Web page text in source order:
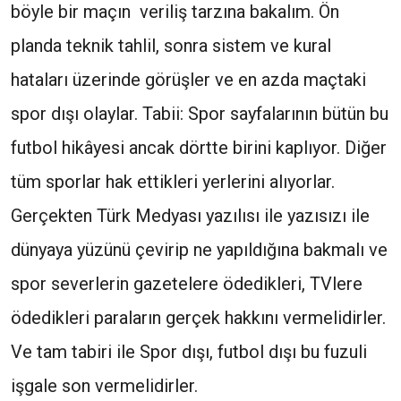
böyle bir maçın veriliş tarzına bakalım. Ön
planda teknik tahlil, sonra sistem ve kural
hataları üzerinde görüşler ve en azda maçtaki
spor dışı olaylar. Tabii: Spor sayfalarının bütün bu
futbol hikâyesi ancak dörtte birini kaplıyor. Diğer
tüm sporlar hak ettikleri yerlerini alıyorlar.
Gerçekten Türk Medyası yazılısı ile yazısızı ile
dünyaya yüzünü çevirip ne yapıldığına bakmalı ve
spor severlerin gazetelere ödedikleri, TVlere
ödedikleri paraların gerçek hakkını vermelidirler.
Ve tam tabiri ile Spor dışı, futbol dışı bu fuzuli
işgale son vermelidirler.